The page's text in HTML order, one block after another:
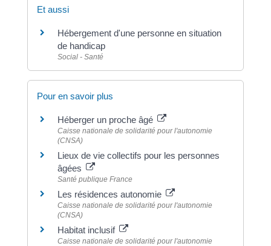
Et aussi
Hébergement d'une personne en situation
de handicap
Social - Santé
Pour en savoir plus
Héberger un proche âgé
Caisse nationale de solidarité pour l'autonomie
(CNSA)
Lieux de vie collectifs pour les personnes
âgées
Santé publique France
Les résidences autonomie
Caisse nationale de solidarité pour l'autonomie
(CNSA)
Habitat inclusif
Caisse nationale de solidarité pour l'autonomie